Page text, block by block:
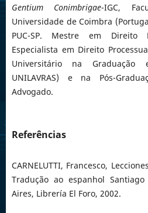
Gentium Conimbrigae-IGC,
Universidade de Coimbra
PUC-SP. Mestre em Direito
Especialista em Direito
Universitário na Graduação
UNILAVRAS) e na Pós-
Advogado.
Referências
CARNELUTTI, Francesco,
Tradução ao espanhol
Aires, Librería El Foro, 2002.